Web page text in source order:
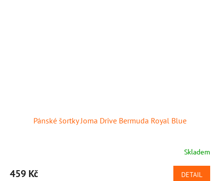
Pánské šortky Joma Drive Bermuda Royal Blue
Skladem
459 Kč DETAIL